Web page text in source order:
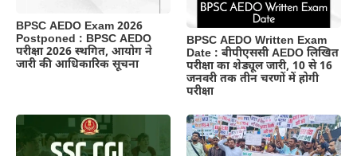
BPSC AEDO Exam 2026
Postponed : BPSC AEDO
परीक्षा 2026 स्थगित, आयोग ने
जारी की आधिकारिक सूचना
BPSC AEDO Written Exam
Date : बीपीएससी AEDO लिखित
परीक्षा का शेड्यूल जारी, 10 से 16
जनवरी तक तीन चरणों में होगी
परीक्षा